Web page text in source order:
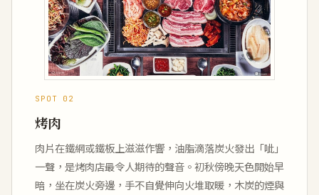
SPOT 02
烤肉
肉片在鐵網或鐵板上滋滋作響，油脂滴落炭火發出「呲」
一聲，是烤肉店最令人期待的聲音。初秋傍晚天色開始早
暗，坐在炭火旁邊，手不自覺伸向火堆取暖，木炭的煙與